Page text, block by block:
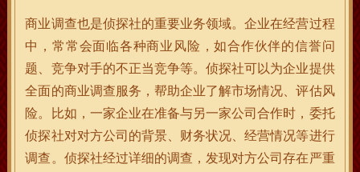
商业调查也是侦探社的重要业务领域。企业在经营过程
中，常常会面临各种商业风险，如合作伙伴的信誉问
题、竞争对手的不正当竞争等。侦探社可以为企业提供
全面的商业调查服务，帮助企业了解市场情况、评估风
险。比如，一家企业在准备与另一家公司合作时，委托
侦探社对对方公司的背景、财务状况、经营情况等进行
调查。侦探社经过详细的调查，发现对方公司存在严重